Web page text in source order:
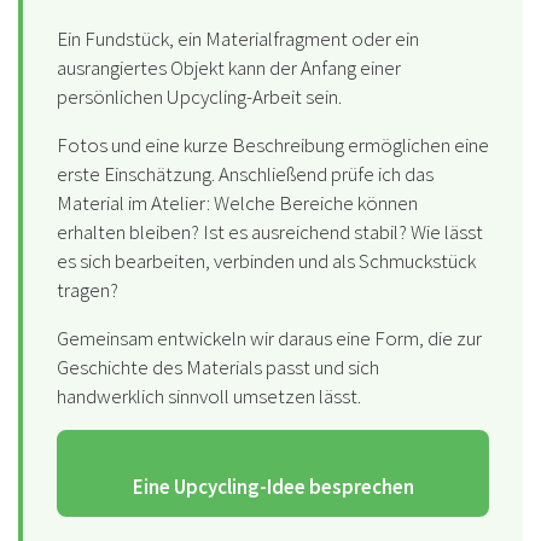
Ein Fundstück, ein Materialfragment oder ein
ausrangiertes Objekt kann der Anfang einer
persönlichen Upcycling-Arbeit sein.
Fotos und eine kurze Beschreibung ermöglichen eine
erste Einschätzung. Anschließend prüfe ich das
Material im Atelier: Welche Bereiche können
erhalten bleiben? Ist es ausreichend stabil? Wie lässt
es sich bearbeiten, verbinden und als Schmuckstück
tragen?
Gemeinsam entwickeln wir daraus eine Form, die zur
Geschichte des Materials passt und sich
handwerklich sinnvoll umsetzen lässt.
Eine Upcycling-Idee besprechen